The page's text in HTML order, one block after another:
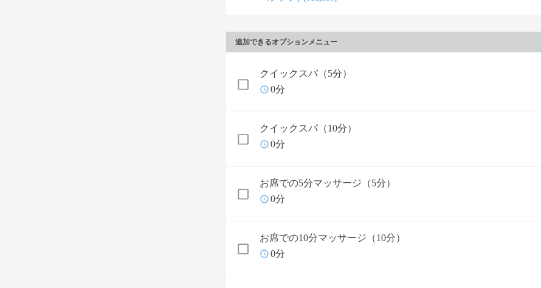
追加できるオプションメニュー
クイックスパ（5分）
0分
クイックスパ（10分）
0分
お席での5分マッサージ（5分）
0分
お席での10分マッサージ（10分）
0分